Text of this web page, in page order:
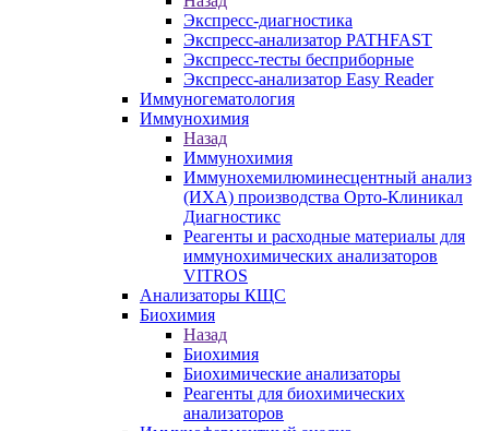
Экспресс-диагностика
Экспресс-анализатор PATHFAST
Экспресс-тесты бесприборные
Экспресс-анализатор Easy Reader
Иммуногематология
Иммунохимия
Назад
Иммунохимия
Иммунохемилюминесцентный анализ
(ИХА) производства Орто-Клиникал
Диагностикс
Реагенты и расходные материалы для
иммунохимических анализаторов
VITROS
Анализаторы КЩС
Биохимия
Назад
Биохимия
Биохимические анализаторы
Реагенты для биохимических
анализаторов